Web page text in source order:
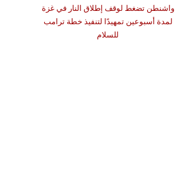
واشنطن تضغط لوقف إطلاق النار في غزة
لمدة أسبوعين تمهيدًا لتنفيذ خطة ترامب
للسلام